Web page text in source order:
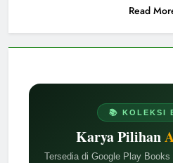
📚 KOLEKSI
Karya Pilihan
Tersedia di Google Play
Read